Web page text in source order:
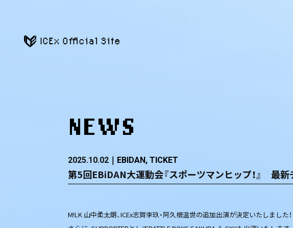
ICEx Official Site
NEWS
2025.10.02 EBIDAN TICKET
第5回EBiDAN大運動会『スポーツマンヒップ！』 最新
M!LK 山中柔太朗、ICEx志賀李玖・阿久根温世の追加出演が決定いたしました！